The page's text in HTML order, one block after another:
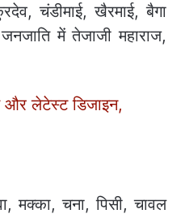
चंडीमाई, खैरमाई, बैगा
में तेजाजी महाराज,
लेटेस्ट डिजाइन,
मक्का, चना, पिसी, चावल